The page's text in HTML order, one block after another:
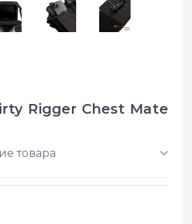
Rigger Chest Mate
товара